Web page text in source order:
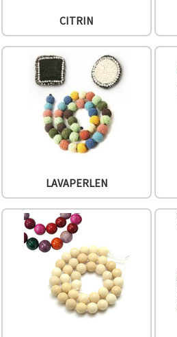
CITRIN
LAVAPERLEN